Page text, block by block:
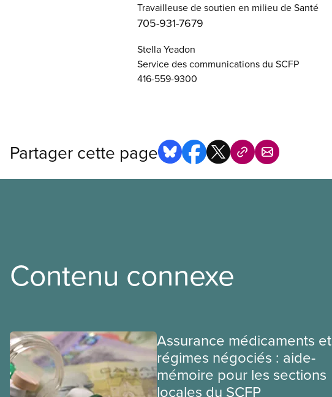
Travailleuse de soutien en milieu de Santé
705-931-7679
Stella Yeadon
Service des communications du SCFP
416-559-9300
Partager cette page
Contenu connexe
Assurance médicaments et
régimes négociés : aide-
mémoire pour les sections
locales du SCFP